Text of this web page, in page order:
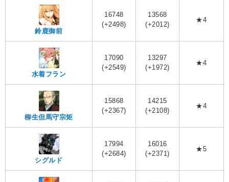
鈴鹿御前
16748
(+2498)
13568
(+2012)
★4
水着フラン
17090
(+2549)
13297
(+1972)
★4
柳生但馬守宗矩
15868
(+2367)
14215
(+2108)
★4
シグルド
17994
(+2684)
16016
(+2371)
★5